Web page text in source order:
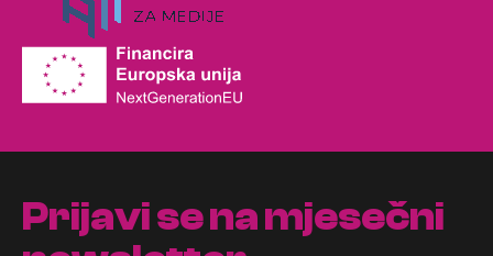
Prijavi se na mjesečni